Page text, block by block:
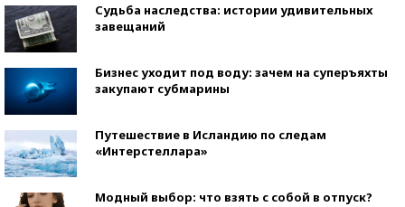
Судьба наследства: истории удивительных
завещаний
Бизнес уходит под воду: зачем на суперъяхты
закупают субмарины
Путешествие в Исландию по следам
«Интерстеллара»
Модный выбор: что взять с собой в отпуск?